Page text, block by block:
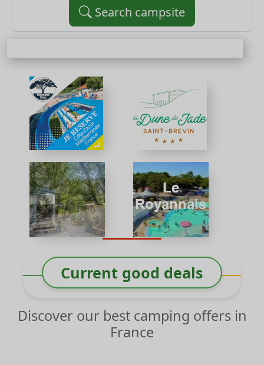
Search campsite
Current good deals
Discover our best camping offers in
France